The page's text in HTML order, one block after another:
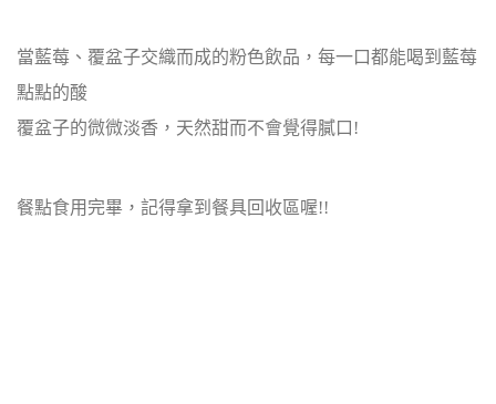
當藍莓、 覆盆子交織而成的粉色飲品，每一口都能喝到藍莓
點點的酸
覆盆子的微微淡香，天然甜而不會覺得膩口!
餐點食用完畢，記得拿到餐具回收區喔!!